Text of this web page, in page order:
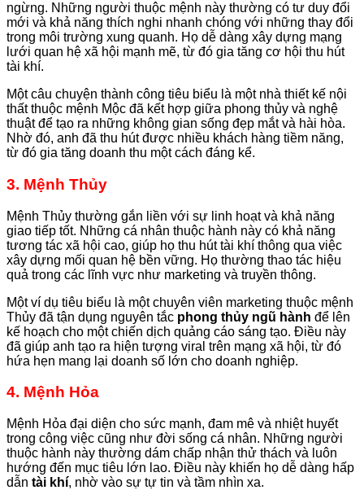
ngừng. Những người thuộc mệnh này thường có tư duy đổi
mới và khả năng thích nghi nhanh chóng với những thay đổi
trong môi trường xung quanh. Họ dễ dàng xây dựng mạng
lưới quan hệ xã hội mạnh mẽ, từ đó gia tăng cơ hội thu hút
tài khí.
Một câu chuyện thành công tiêu biểu là một nhà thiết kế nội
thất thuộc mệnh Mộc đã kết hợp giữa phong thủy và nghệ
thuật để tạo ra những không gian sống đẹp mắt và hài hòa.
Nhờ đó, anh đã thu hút được nhiều khách hàng tiềm năng,
từ đó gia tăng doanh thu một cách đáng kể.
3. Mệnh Thủy
Mệnh Thủy thường gắn liền với sự linh hoạt và khả năng
giao tiếp tốt. Những cá nhân thuộc hành này có khả năng
tương tác xã hội cao, giúp họ thu hút tài khí thông qua việc
xây dựng mối quan hệ bền vững. Họ thường thao tác hiệu
quả trong các lĩnh vực như marketing và truyền thông.
Một ví dụ tiêu biểu là một chuyên viên marketing thuộc mệnh
Thủy đã tận dụng nguyên tắc phong thủy ngũ hành để lên
kế hoạch cho một chiến dịch quảng cáo sáng tạo. Điều này
đã giúp anh tạo ra hiện tượng viral trên mạng xã hội, từ đó
hứa hẹn mang lại doanh số lớn cho doanh nghiệp.
4. Mệnh Hỏa
Mệnh Hỏa đại diện cho sức mạnh, đam mê và nhiệt huyết
trong công việc cũng như đời sống cá nhân. Những người
thuộc hành này thường dám chấp nhận thử thách và luôn
hướng đến mục tiêu lớn lao. Điều này khiến họ dễ dàng hấp
dẫn tài khí, nhờ vào sự tự tin và tầm nhìn xa.